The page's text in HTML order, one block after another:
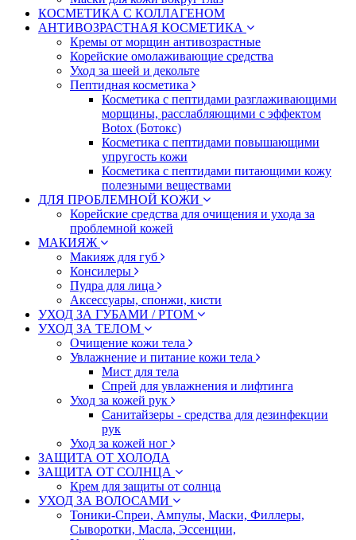
КОСМЕТИКА С КОЛЛАГЕНОМ
АНТИВОЗРАСТНАЯ КОСМЕТИКА
Кремы от морщин антивозрастные
Корейские омолаживающие средства
Уход за шеей и декольте
Пептидная косметика
Косметика с пептидами разглаживающими
морщины, расслабляющими с эффектом
Botox (Ботокс)
Косметика с пептидами повышающими
упругость кожи
Косметика с пептидами питающими кожу
полезными веществами
ДЛЯ ПРОБЛЕМНОЙ КОЖИ
Корейские средства для очищения и ухода за
проблемной кожей
МАКИЯЖ
Макияж для губ
Консилеры
Пудра для лица
Аксессуары, спонжи, кисти
УХОД ЗА ГУБАМИ / РТОМ
УХОД ЗА ТЕЛОМ
Очищение кожи тела
Увлажнение и питание кожи тела
Мист для тела
Спрей для увлажнения и лифтинга
Уход за кожей рук
Санитайзеры - средства для дезинфекции
рук
Уход за кожей ног
ЗАЩИТА ОТ ХОЛОДА
ЗАЩИТА ОТ СОЛНЦА
Крем для защиты от солнца
УХОД ЗА ВОЛОСАМИ
Тоники-Спреи, Ампулы, Маски, Филлеры,
Сыворотки, Масла, Эссенции,